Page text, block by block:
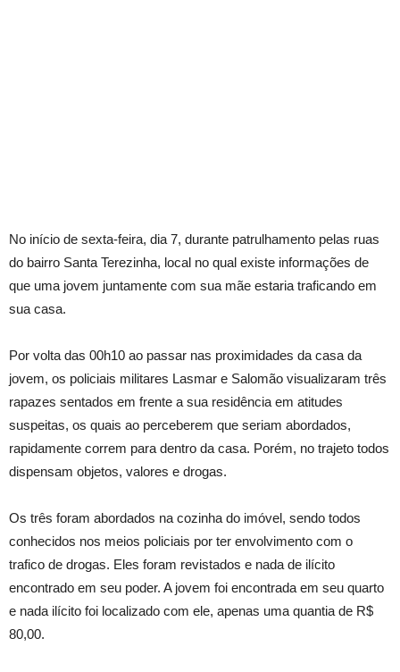
No início de sexta-feira, dia 7, durante patrulhamento pelas ruas
do bairro Santa Terezinha, local no qual existe informações de
que uma jovem juntamente com sua mãe estaria traficando em
sua casa.
Por volta das 00h10 ao passar nas proximidades da casa da
jovem, os policiais militares Lasmar e Salomão visualizaram três
rapazes sentados em frente a sua residência em atitudes
suspeitas, os quais ao perceberem que seriam abordados,
rapidamente correm para dentro da casa. Porém, no trajeto todos
dispensam objetos, valores e drogas.
Os três foram abordados na cozinha do imóvel, sendo todos
conhecidos nos meios policiais por ter envolvimento com o
trafico de drogas. Eles foram revistados e nada de ilícito
encontrado em seu poder. A jovem foi encontrada em seu quarto
e nada ilícito foi localizado com ele, apenas uma quantia de R$
80,00.